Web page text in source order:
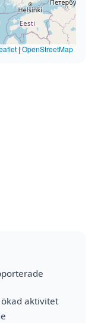
|OpenStreetMap
aktivitet